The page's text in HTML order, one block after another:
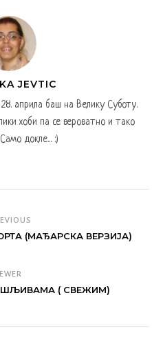
JEVTIC
априла баш на Велику Суботу.
хоби па се вероватно и тако
докле... :)
(МАЂАРСКА ВЕРЗИЈА)
ШЉИВАМА ( СВЕЖИМ)